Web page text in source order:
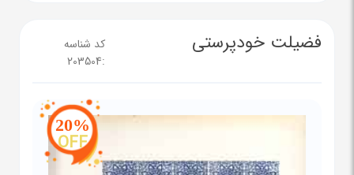
فضیلت خودپرستی
کد شناسه
:
203504
20%
OFF